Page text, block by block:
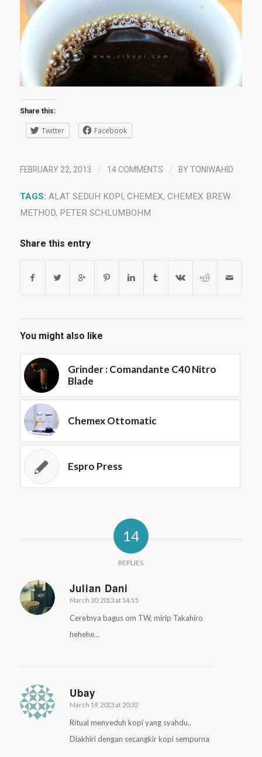
Share this:
Twitter Facebook
FEBRUARY 22, 2013 / 14 COMMENTS / BY TONIWAHID
TAGS: ALAT SEDUH KOPI, CHEMEX, CHEMEX BREW
METHOD, PETER SCHLUMBOHM
Share this entry
You might also like
Grinder : Comandante C40 Nitro
Blade
Chemex Ottomatic
Espro Press
14
REPLIES
Julian Dani
says:
March 20, 2013 at 14:15
Ceretnya bagus om TW, mirip Takahiro
hehehe…
Ubay
says:
March 19, 2013 at 20:32
Ritual menyeduh kopi yang syahdu..
Diakhiri dengan secangkir kopi sempurna